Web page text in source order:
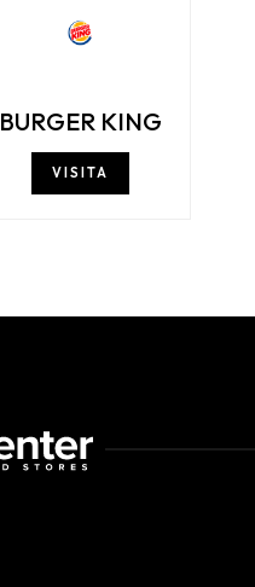
BURGER KING
VISITA